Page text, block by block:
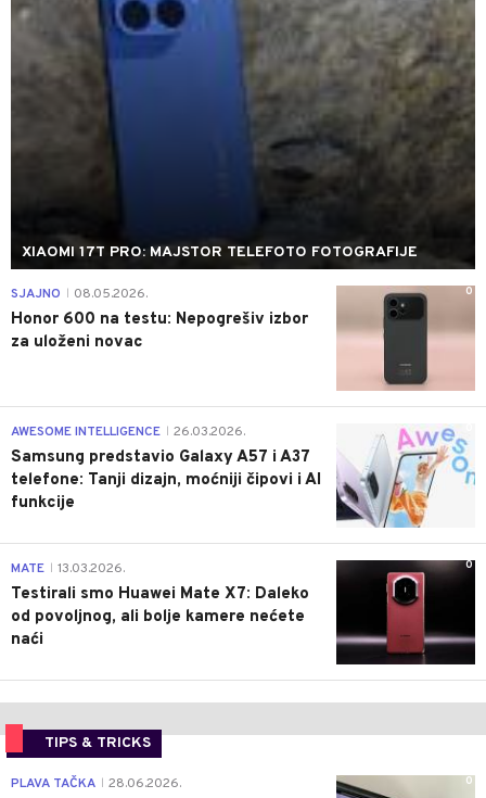
XIAOMI 17T PRO: MAJSTOR TELEFOTO FOTOGRAFIJE
0
SJAJNO 08.05.2026.
Honor 600 na testu: Nepogrešiv izbor
za uloženi novac
AWESOME INTELLIGENCE 26.03.2026.
Samsung predstavio Galaxy A57 i A37
telefone: Tanji dizajn, moćniji čipovi i AI
funkcije
0
MATE 13.03.2026.
Testirali smo Huawei Mate X7: Daleko
od povoljnog, ali bolje kamere nećete
naći
TIPS & TRICKS
0
PLAVA TAČKA 28.06.2026.